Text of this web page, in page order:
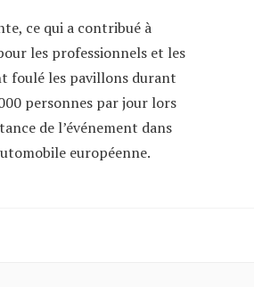
ce qui a contribué à
les professionnels et les
foulé les pavillons durant
personnes par jour lors
de l’événement dans
européenne.